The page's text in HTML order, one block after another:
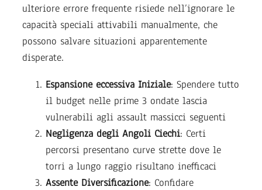
ulteriore errore frequente risiede nell’ignorare le
capacità speciali attivabili manualmente, che
possono salvare situazioni apparentemente
disperate.
Espansione eccessiva Iniziale: Spendere tutto
il budget nelle prime 3 ondate lascia
vulnerabili agli assault massicci seguenti
Negligenza degli Angoli Ciechi: Certi
percorsi presentano curve strette dove le
torri a lungo raggio risultano inefficaci
Assente Diversificazione: Confidare